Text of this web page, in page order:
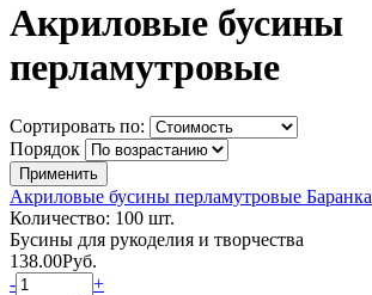
Акриловые бусины
перламутровые
Сортировать по:
Порядок
Акриловые бусины перламутровые Баранка
Количество: 100 шт.
Бусины для рукоделия и творчества
138.00Руб.
-
+